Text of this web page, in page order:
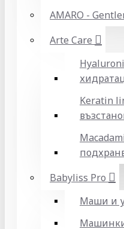
AMARO -
Arte Care
Keratin
Babyliss Pro
Маши и